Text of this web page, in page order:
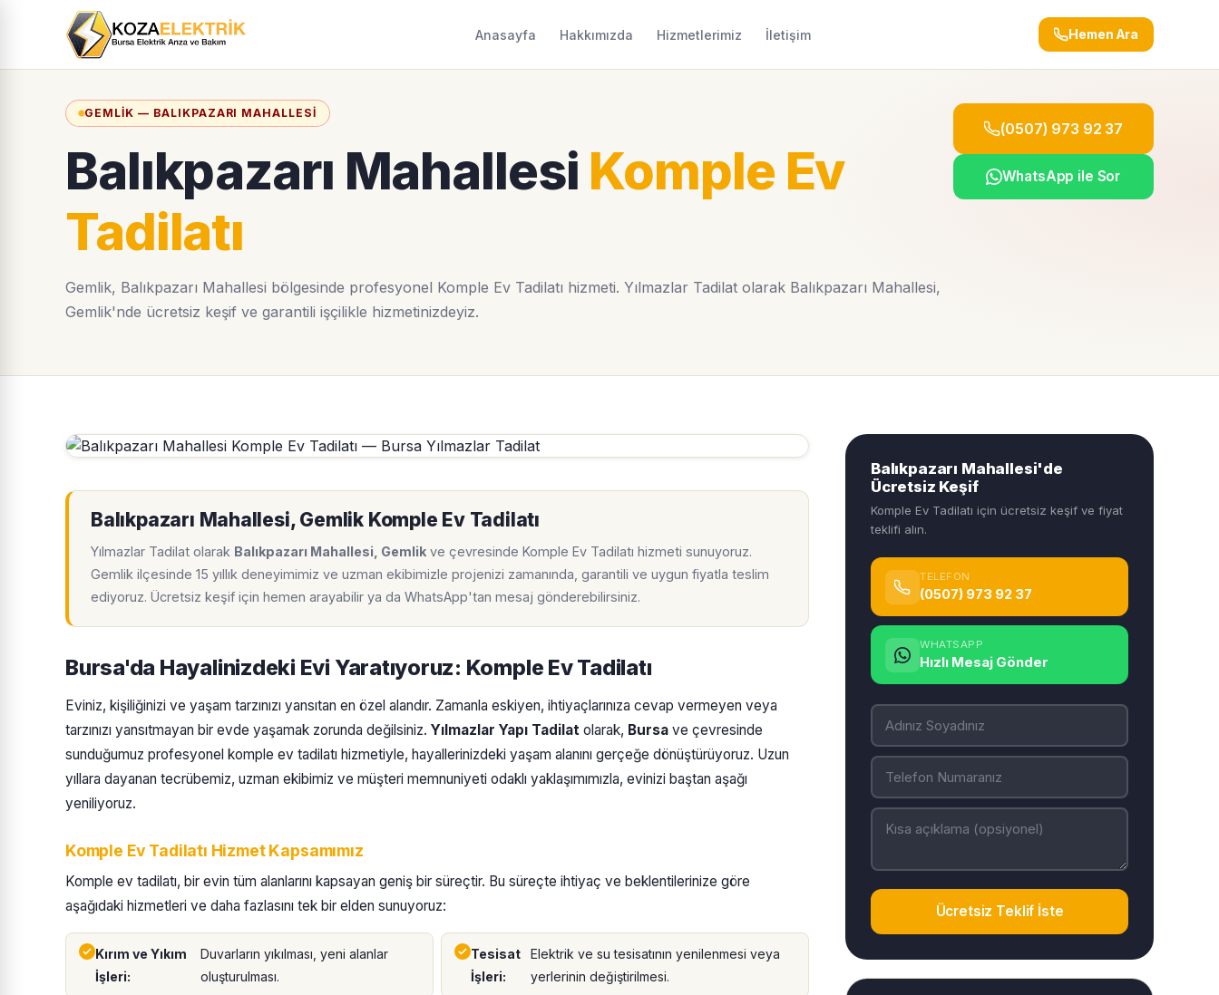
Anasayfa Hakkımızda Hizmetlerimiz İletişim Hemen Ara
GEMLIK — BALIKPAZARI MAHALLESI
Balıkpazarı Mahallesi Komple Ev
Tadilatı
Gemlik, Balıkpazarı Mahallesi bölgesinde profesyonel Komple Ev Tadilatı hizmeti. Yılmazlar Tadilat olarak Balıkpazarı Mahallesi,
Gemlik'nde ücretsiz keşif ve garantili işçilikle hizmetinizdeyiz.
(0507) 973 92 37
WhatsApp ile Sor
Balıkpazarı Mahallesi, Gemlik Komple Ev Tadilatı
Yılmazlar Tadilat olarak Balıkpazarı Mahallesi, Gemlik ve çevresinde Komple Ev Tadilatı hizmeti sunuyoruz.
Gemlik ilçesinde 15 yıllık deneyimimiz ve uzman ekibimizle projenizi zamanında, garantili ve uygun fiyatla teslim
ediyoruz. Ücretsiz keşif için hemen arayabilir ya da WhatsApp'tan mesaj gönderebilirsiniz.
Bursa'da Hayalinizdeki Evi Yaratıyoruz: Komple Ev Tadilatı
Eviniz, kişiliğinizi ve yaşam tarzınızı yansıtan en özel alandır. Zamanla eskiyen, ihtiyaçlarınıza cevap vermeyen veya
tarzınızı yansıtmayan bir evde yaşamak zorunda değilsiniz. Yılmazlar Yapı Tadilat olarak, Bursa ve çevresinde
sunduğumuz profesyonel komple ev tadilatı hizmetiyle, hayallerinizdeki yaşam alanını gerçeğe dönüştürüyoruz. Uzun
yıllara dayanan tecrübemiz, uzman ekibimiz ve müşteri memnuniyeti odaklı yaklaşımımızla, evinizi baştan aşağı
yeniliyoruz.
Komple Ev Tadilatı Hizmet Kapsamımız
Komple ev tadilatı, bir evin tüm alanlarını kapsayan geniş bir süreçtir. Bu süreçte ihtiyaç ve beklentilerinize göre
aşağıdaki hizmetleri ve daha fazlasını tek bir elden sunuyoruz:
Kırım ve Yıkım
İşleri:
Duvarların yıkılması, yeni alanlar
oluşturulması.
Tesisat
İşleri:
Elektrik ve su tesisatının yenilenmesi veya
yerlerinin değiştirilmesi.
Balıkpazarı Mahallesi'de
Ücretsiz Keşif
Komple Ev Tadilatı için ücretsiz keşif ve fiyat
teklifi alın.
TELEFON
(0507) 973 92 37
WHATSAPP
Hızlı Mesaj Gönder
Ücretsiz Teklif İste